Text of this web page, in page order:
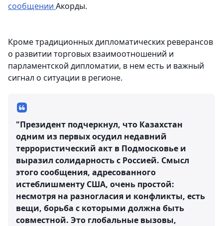
сообщении Акорды.
Кроме традиционных дипломатических реверансов
о развитии торговых взаимоотношений и
парламентской дипломатии, в нем есть и важный
сигнал о ситуации в регионе.
"Президент подчеркнул, что Казахстан
одним из первых осудил недавний
террористический акт в Подмосковье и
выразил солидарность с Россией. Смысл
этого сообщения, адресованного
истеблишменту США, очень простой:
несмотря на разногласия и конфликты, есть
вещи, борьба с которыми должна быть
совместной. Это глобальные вызовы,